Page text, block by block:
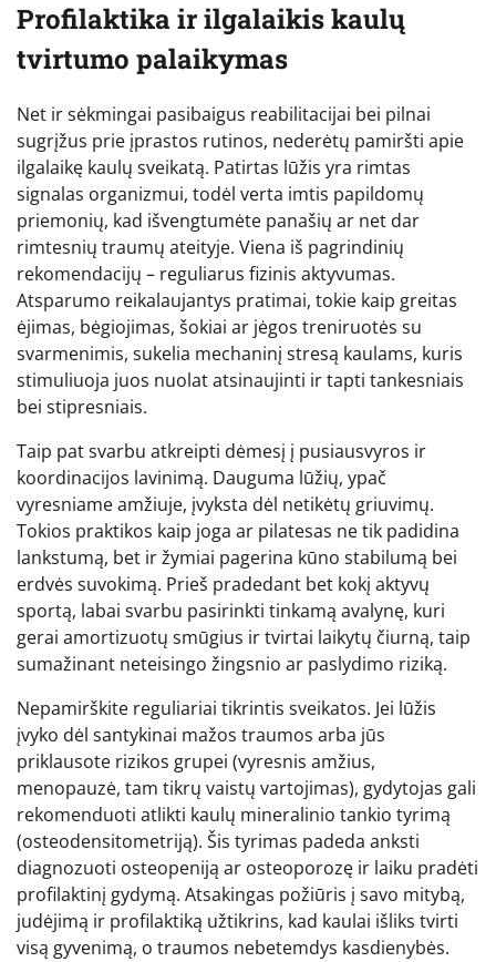
Profilaktika ir ilgalaikis kaulų
tvirtumo palaikymas
Net ir sėkmingai pasibaigus reabilitacijai bei pilnai
sugrįžus prie įprastos rutinos, nederėtų pamiršti apie
ilgalaikę kaulų sveikatą. Patirtas lūžis yra rimtas
signalas organizmui, todėl verta imtis papildomų
priemonių, kad išvengtumėte panašių ar net dar
rimtesnių traumų ateityje. Viena iš pagrindinių
rekomendacijų – reguliarus fizinis aktyvumas.
Atsparumo reikalaujantys pratimai, tokie kaip greitas
ėjimas, bėgiojimas, šokiai ar jėgos treniruotės su
svarmenimis, sukelia mechaninį stresą kaulams, kuris
stimuliuoja juos nuolat atsinaujinti ir tapti tankesniais
bei stipresniais.
Taip pat svarbu atkreipti dėmesį į pusiausvyros ir
koordinacijos lavinimą. Dauguma lūžių, ypač
vyresniame amžiuje, įvyksta dėl netikėtų griuvimų.
Tokios praktikos kaip joga ar pilatesas ne tik padidina
lankstumą, bet ir žymiai pagerina kūno stabilumą bei
erdvės suvokimą. Prieš pradedant bet kokį aktyvų
sportą, labai svarbu pasirinkti tinkamą avalynę, kuri
gerai amortizuotų smūgius ir tvirtai laikytų čiurną, taip
sumažinant neteisingo žingsnio ar paslydimo riziką.
Nepamirškite reguliariai tikrintis sveikatos. Jei lūžis
įvyko dėl santykinai mažos traumos arba jūs
priklausote rizikos grupei (vyresnis amžius,
menopauzė, tam tikrų vaistų vartojimas), gydytojas gali
rekomenduoti atlikti kaulų mineralinio tankio tyrimą
(osteodensitometriją). Šis tyrimas padeda anksti
diagnozuoti osteopeniją ar osteoporozę ir laiku pradėti
profilaktinį gydymą. Atsakingas požiūris į savo mitybą,
judėjimą ir profilaktiką užtikrins, kad kaulai išliks tvirti
visą gyvenimą, o traumos nebetemdys kasdienybės.